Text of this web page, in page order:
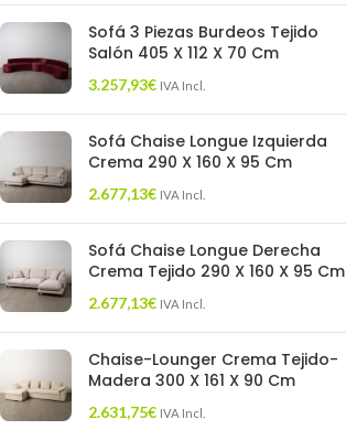
Sofá 3 Piezas Burdeos Tejido
Salón 405 X 112 X 70 Cm
3.257,93€ IVA Incl.
Sofá Chaise Longue Izquierda
Crema 290 X 160 X 95 Cm
2.677,13€ IVA Incl.
Sofá Chaise Longue Derecha
Crema Tejido 290 X 160 X 95 Cm
2.677,13€ IVA Incl.
Chaise-Lounger Crema Tejido-
Madera 300 X 161 X 90 Cm
2.631,75€ IVA Incl.